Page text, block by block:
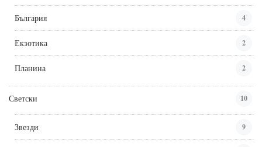
България 4
Екзотика 2
Планина 2
Светски 10
Звезди 9